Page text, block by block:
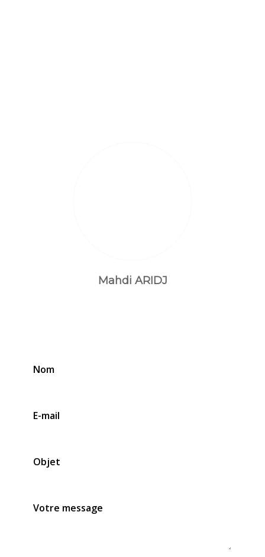
Mahdi ARIDJ
Nom
E-mail
Objet
Votre message